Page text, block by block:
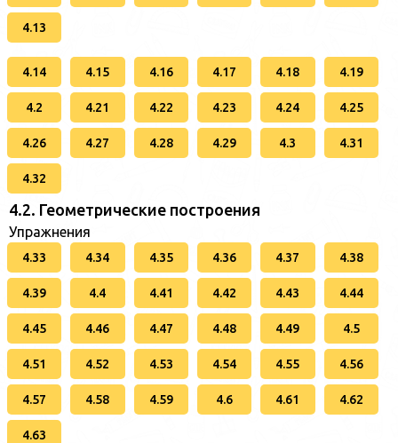
4.13
4.14 4.15 4.16 4.17 4.18 4.19
4.2 4.21 4.22 4.23 4.24 4.25
4.26 4.27 4.28 4.29 4.3 4.31
4.32
4.2. Геометрические построения
Упражнения
4.33 4.34 4.35 4.36 4.37 4.38
4.39 4.4 4.41 4.42 4.43 4.44
4.45 4.46 4.47 4.48 4.49 4.5
4.51 4.52 4.53 4.54 4.55 4.56
4.57 4.58 4.59 4.6 4.61 4.62
4.63